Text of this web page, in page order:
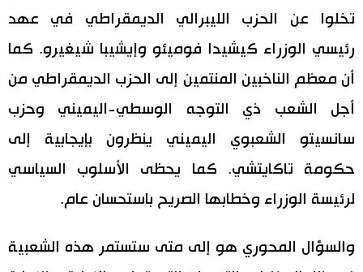
تخلوا عن الحزب الليبرالي الديمقراطي في عهد
رئيسي الوزراء كيشيدا فوميئو وإيشيبا شيغيرو. كما
أن معظم الناخبين المنتمين إلى الحزب الديمقراطي من
أجل الشعب ذي التوجه الوسطي-اليميني وحزب
سانسيتو الشعبوي اليميني ينظرون بإيجابية إلى
حكومة تاكايتشي. كما يحظى الأسلوب السياسي
لرئيسة الوزراء وخطابها الصريح باستحسان عام.
والسؤال المحوري هو إلى متى ستستمر هذه الشعبية